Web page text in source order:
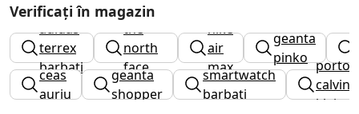
Verificați în magazin
adidas
terrex
barbati
ghete
the
north
face
barbati
nike
air
max
geanta
pinko
ceas
auriu
geanta
shopper
smartwatch
barbati
calvin
klein